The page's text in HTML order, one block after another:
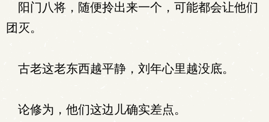
阳门八将，随便拎出来一个，可能都会让他们
团灭。
古老这老东西越平静，刘年心里越没底。
论修为，他们这边儿确实差点。